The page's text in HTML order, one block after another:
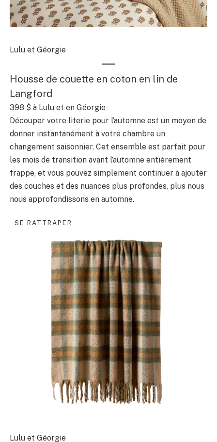
Lulu et Géorgie
Housse de couette en coton en lin de
Langford
398 $ à Lulu et en Géorgie
Découper votre literie pour l’automne est un moyen de
donner instantanément à votre chambre un
changement saisonnier. Cet ensemble est parfait pour
les mois de transition avant l’automne entièrement
frappe, et vous pouvez simplement continuer à ajouter
des couches et des nuances plus profondes, plus nous
nous approfondissons en automne.
SE RATTRAPER
Lulu et Géorgie